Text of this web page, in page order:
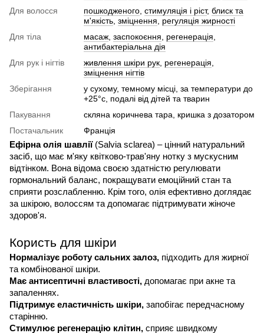
Для волосся
пошкодженого стимуляція і ріст, блиск та
м'якість зміцнення
регуляція жирності
Для тіла
масаж заспокоєння регенерація
антибактеріальна дія
Для рук і нігтів
живлення шкіри рук регенерація
зміцнення нігтів
Зберігання
у сухому, темному місці, за температури до
+25°c, подалі від дітей та тварин
Пакування
скляна коричнева тара, кришка з дозатором
Постачальник
Франція
Ефірна олія шавлії (Salvia sclarea) – цінний натуральний
засіб, що має м'яку квітково-трав'яну нотку з мускусним
відтінком. Вона відома своєю здатністю регулювати
гормональний баланс, покращувати емоційний стан та
сприяти розслабленню. Крім того, олія ефективно доглядає
за шкірою, волоссям та допомагає підтримувати жіноче
здоров'я.
Користь для шкіри
Нормалізує роботу сальних залоз, підходить для жирної
та комбінованої шкіри.
Має антисептичні властивості, допомагає при акне та
запаленнях.
Підтримує еластичність шкіри, запобігає передчасному
старінню.
Стимулює регенерацію клітин, сприяє швидкому